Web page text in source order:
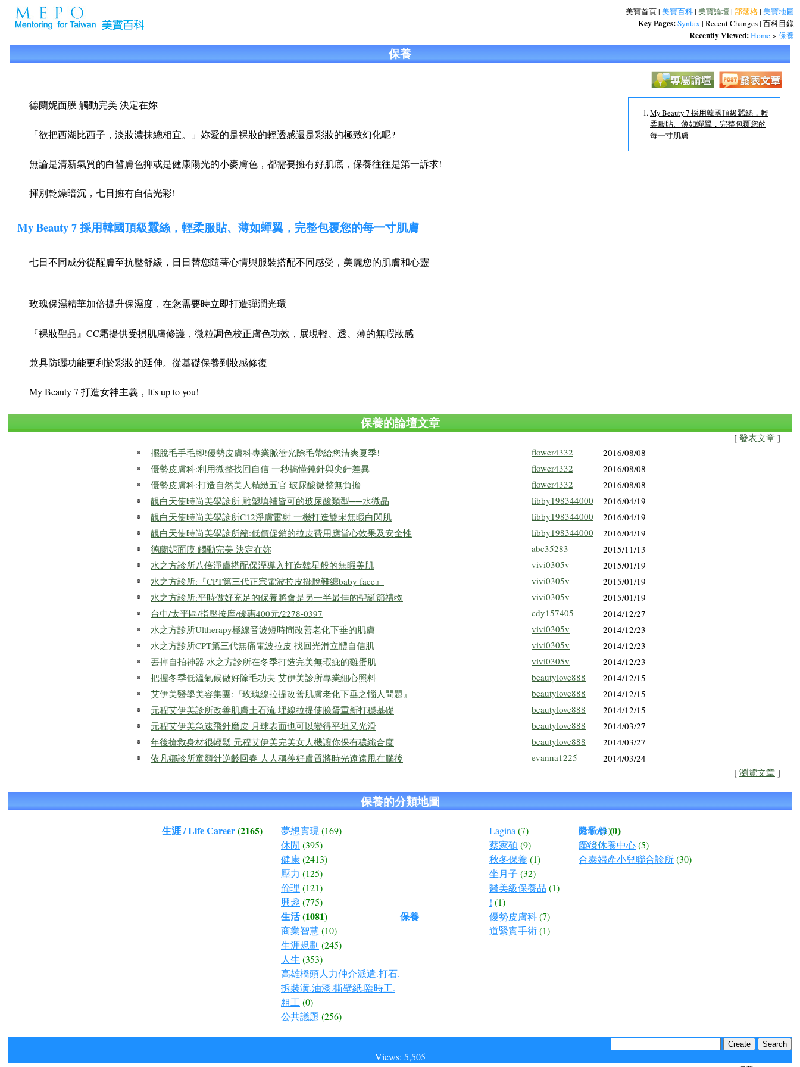
美寶首頁| 美寶百科| 美寶論壇| 部落格| 美寶地圖
Key Pages:Syntax | Recent Changes| 百科目錄
Recently Viewed:Home> 保養
保養
My Beauty 7 採用韓國頂級蠶絲，輕
柔服貼、薄如蟬翼，完整包覆您的
每一寸肌膚
德蘭妮面膜 觸動完美 決定在妳
「欲把西湖比西子，淡妝濃抹總相宜。」妳愛的是裸妝的輕透感還是彩妝的極致幻化呢?
無論是清新氣質的白皙膚色抑或是健康陽光的小麥膚色，都需要擁有好肌底，保養往往是第一訴求!
揮別乾燥暗沉，七日擁有自信光彩!
My Beauty 7 採用韓國頂級蠶絲，輕柔服貼、薄如蟬翼，完整包覆您的每一寸肌膚
七日不同成分從醒膚至抗壓舒緩，日日替您隨著心情與服裝搭配不同感受，美麗您的肌膚和心靈
玫瑰保濕精華加倍提升保濕度，在您需要時立即打造彈潤光環
『裸妝聖品』CC霜提供受損肌膚修護，微粒調色校正膚色功效，展現輕、透、薄的無暇妝感
兼具防曬功能更利於彩妝的延伸。從基礎保養到妝感修復
My Beauty 7 打造女神主義，It's up to you!
保養的論壇文章
[ 發表文章 ]
擺脫毛手毛腳!優勢皮膚科專業脈衝光除毛帶給您清爽夏季! flower4332
2016/08/08
優勢皮膚科:利用微整找回自信 一秒搞懂鈍針與尖針差異
flower4332
2016/08/08
優勢皮膚科:打造自然美人精緻五官 玻尿酸微整無負擔
flower4332
2016/08/08
靚白天使時尚美學診所 雕塑填補皆可的玻尿酸類型──水微晶
libby198344000
2016/04/19
靚白天使時尚美學診所C12淨膚雷射 一機打造雙宋無暇白閃肌
libby198344000
2016/04/19
靚白天使時尚美學診所籲:低價促銷的拉皮費用應當心效果及安全性
libby198344000
2016/04/19
德蘭妮面膜 觸動完美 決定在妳
abc35283
2015/11/13
水之方診所八倍淨膚搭配保溼導入打造韓星般的無暇美肌
vivi0305v
2015/01/19
水之方診所:『CPT第三代正宗電波拉皮擺脫難纏baby face』
vivi0305v
2015/01/19
水之方診所:平時做好充足的保養將會是另一半最佳的聖誕節禮物
vivi0305v
2015/01/19
台中/太平區/指壓按摩/優惠400元/2278-0397
cdy157405
2014/12/27
水之方診所Ultherapy極線音波短時間改善老化下垂的肌膚
vivi0305v
2014/12/23
水之方診所CPT第三代無痛電波拉皮 找回光滑立體自信肌
vivi0305v
2014/12/23
丟掉自拍神器 水之方診所在冬季打造完美無瑕疵的雞蛋肌
vivi0305v
2014/12/23
把握冬季低溫氣候做好除毛功夫 艾伊美診所專業細心照料
beautylove888
2014/12/15
艾伊美醫學美容集團:『玫瑰線拉提改善肌膚老化下垂之惱人問題』
beautylove888
2014/12/15
元程艾伊美診所改善肌膚土石流 埋線拉提使臉蛋重新打穩基礎
beautylove888
2014/12/15
元程艾伊美急速飛針磨皮 月球表面也可以變得平坦又光滑
beautylove888
2014/03/27
年後搶救身材很輕鬆 元程艾伊美完美女人機讓你保有穠纖合度
beautylove888
2014/03/27
依凡娜診所童顏針逆齡回春 人人稱羨好膚質將時光遠遠甩在腦後
evanna1225 2014/03/24
[ 瀏覽文章 ]
保養的分類地圖
生涯 / Life Career(2165) 夢想實現 (169)
休閒 (395)
健康(2413)
壓力 (125)
倫理 (121)
興趣 (775)
生活(1081)
商業智慧 (10)
生涯規劃 (245)
人生 (353)
高雄橋頭人力仲介派遣.打石.
拆裝潢.油漆.撕壁紙.臨時工.
粗工 (0)
公共議題 (256)
保養
Lagina (7)
蔡家碩(9)
隆乳(1)
秋冬保養 (1)
Conova (1)
LA(1)
坐月子 (32)
月子餐(0)
產後休養中心(5)
合泰婦產小兒聯合診所(30)
醫美級保養品 (1)
! (1)
優勢皮膚科(7)
道緊實手術(1)
Views: 5,505